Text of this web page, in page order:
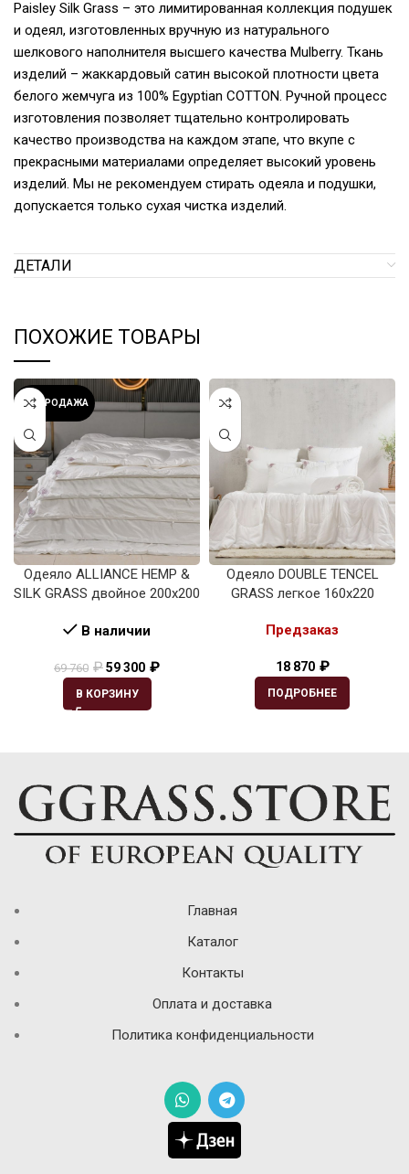
Paisley Silk Grass – это лимитированная коллекция подушек
и одеял, изготовленных вручную из натурального
шелкового наполнителя высшего качества Mulberry. Ткань
изделий – жаккардовый сатин высокой плотности цвета
белого жемчуга из 100% Egyptian COTTON. Ручной процесс
изготовления позволяет тщательно контролировать
качество производства на каждом этапе, что вкупе с
прекрасными материалами определяет высокий уровень
изделий. Мы не рекомендуем стирать одеяла и подушки,
допускается только сухая чистка изделий.
ДЕТАЛИ
ПОХОЖИЕ ТОВАРЫ
РАСПРОДАЖА
Одеяло ALLIANCE HEMP &
SILK GRASS двойное 200х200
В наличии
69 760 ₽59 300 ₽
В КОРЗИНУ
Одеяло DOUBLE TENCEL
GRASS легкое 160х220
Предзаказ
18 870 ₽
ПОДРОБНЕЕ
Главная
Каталог
Контакты
Оплата и доставка
Политика конфиденциальности